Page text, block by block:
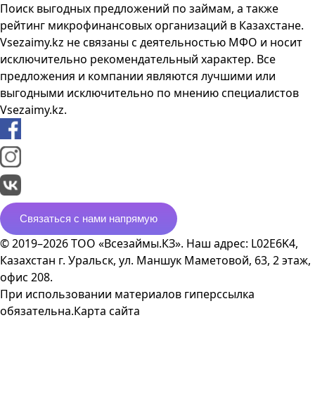
Поиск выгодных предложений по займам, а также
рейтинг микрофинансовых организаций в Казахстане.
Vsezaimy.kz не связаны с деятельностью МФО и носит
исключительно рекомендательный характер. Все
предложения и компании являются лучшими или
выгодными исключительно по мнению специалистов
Vsezaimy.kz.
Связаться с нами напрямую
© 2019–2026 ТОО «Всезаймы.КЗ». Наш адрес: L02E6K4,
Казахстан г. Уральск, ул. Маншук Маметовой, 63, 2 этаж,
офис 208.
При использовании материалов гиперссылка
обязательна.Карта сайта